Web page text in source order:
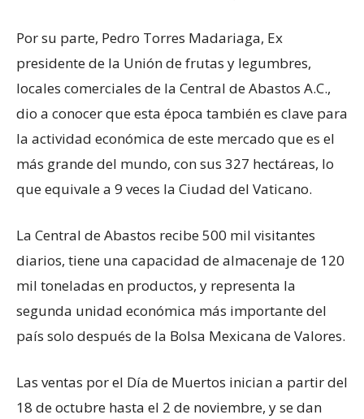
Por su parte, Pedro Torres Madariaga, Ex
presidente de la Unión de frutas y legumbres,
locales comerciales de la Central de Abastos A.C.,
dio a conocer que esta época también es clave para
la actividad económica de este mercado que es el
más grande del mundo, con sus 327 hectáreas, lo
que equivale a 9 veces la Ciudad del Vaticano.
La Central de Abastos recibe 500 mil visitantes
diarios, tiene una capacidad de almacenaje de 120
mil toneladas en productos, y representa la
segunda unidad económica más importante del
país solo después de la Bolsa Mexicana de Valores.
Las ventas por el Día de Muertos inician a partir del
18 de octubre hasta el 2 de noviembre, y se dan